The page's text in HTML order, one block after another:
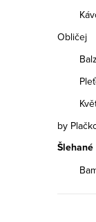
p
l
Obličej
by